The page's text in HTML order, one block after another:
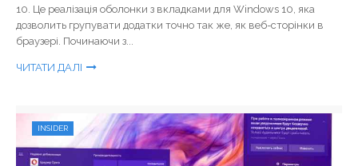
10. Це реалізація оболонки з вкладками для Windows 10, яка
дозволить групувати додатки точно так же, як веб-сторінки в
браузері. Починаючи з...
ЧИТАТИ ДАЛІ
INSIDER